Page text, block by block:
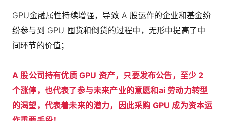
GPU金融属性持续增强，导致 A 股运作的企业和基金纷
纷参与到 GPU 囤货和倒货的过程中，无形中提高了中
间环节的价值；
A 股公司持有优质 GPU 资产，只要发布公告，至少 2
个涨停，也代表了参与未来产业的意愿和ai 劳动力转型
的渴望，代表着未来的潜力，因此采购 GPU 成为资本运